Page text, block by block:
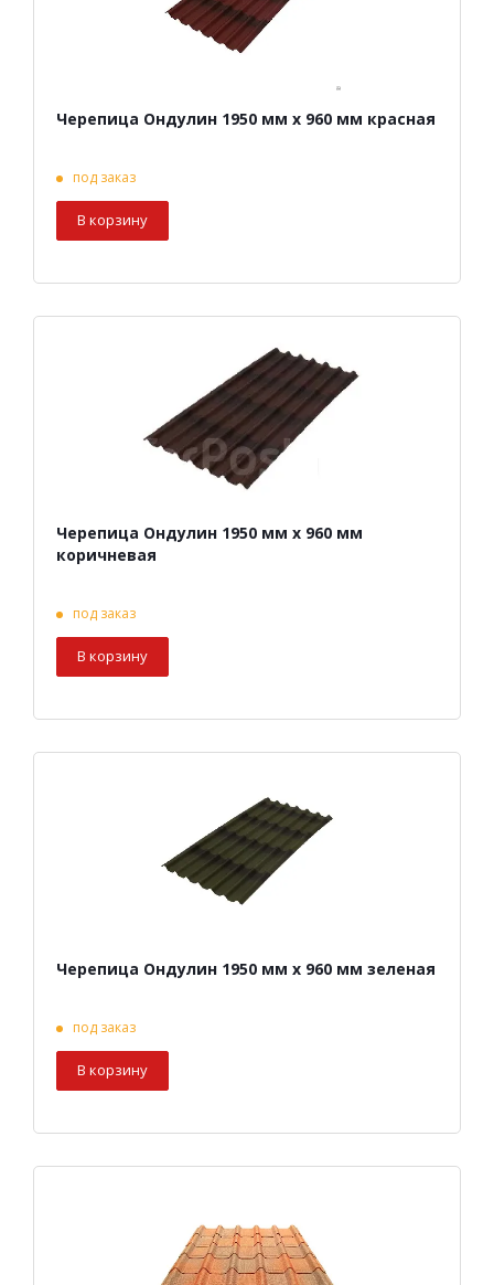
Черепица Ондулин 1950 мм х 960 мм красная
под заказ
В корзину
Черепица Ондулин 1950 мм х 960 мм
коричневая
под заказ
В корзину
Черепица Ондулин 1950 мм х 960 мм зеленая
под заказ
В корзину